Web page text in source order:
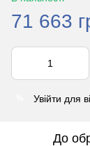
71 663
Увійти для
До